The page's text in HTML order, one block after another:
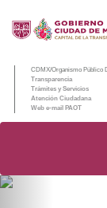
CDMX/Organismo Público
Transparencia
Trámites y Servicios
Atención Ciudadana
Web e-mail PAOT